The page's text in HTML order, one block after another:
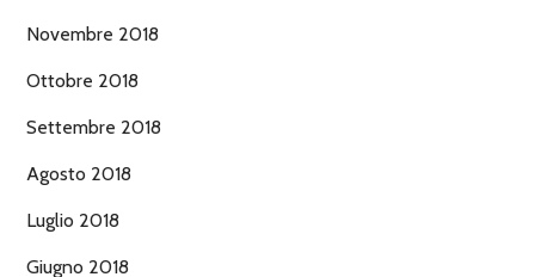
Novembre 2018
Ottobre 2018
Settembre 2018
Agosto 2018
Luglio 2018
Giugno 2018